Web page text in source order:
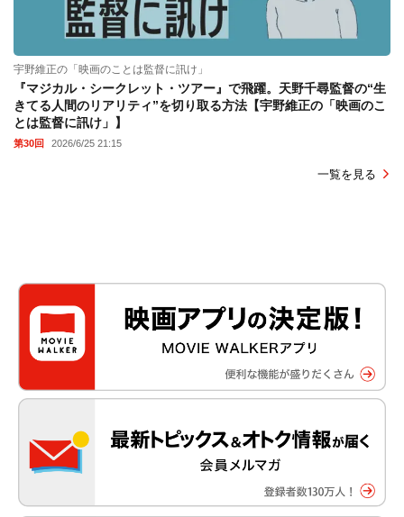
宇野維正の「映画のことは監督に訊け」
『マジカル・シークレット・ツアー』で飛躍。天野千尋監督の“生
きてる人間のリアリティ”を切り取る方法【宇野維正の「映画のこ
とは監督に訊け」】
第30回 2026/6/25 21:15
一覧を見る